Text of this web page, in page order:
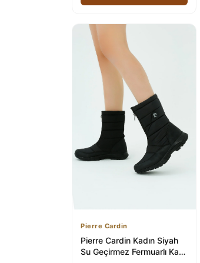
Pierre Cardin
Pierre Cardin Kadın Siyah
Su Geçirmez Fermuarlı Kar